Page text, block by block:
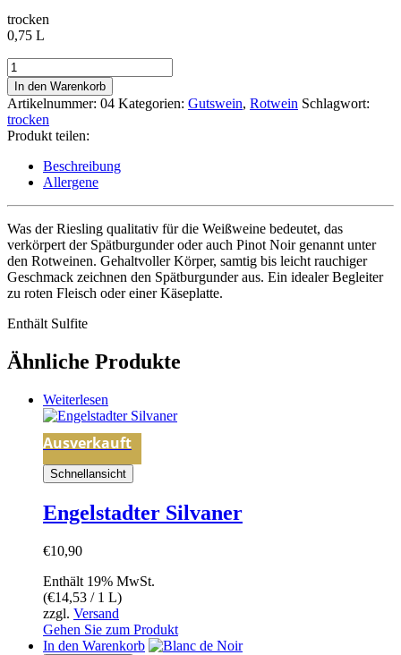
trocken
0,75 L
Spätburgunder
Menge
In den Warenkorb
Artikelnummer: 04 Kategorien: Gutswein, Rotwein Schlagwort:
trocken
Produkt teilen:
Beschreibung
Allergene
Was der Riesling qualitativ für die Weißweine bedeutet, das
verkörpert der Spätburgunder oder auch Pinot Noir genannt unter
den Rotweinen. Gehaltvoller Körper, samtig bis leicht rauchiger
Geschmack zeichnen den Spätburgunder aus. Ein idealer Begleiter
zu roten Fleisch oder einer Käseplatte.
Enthält Sulfite
Ähnliche Produkte
Weiterlesen
Ausverkauft
Schnellansicht
Engelstadter Silvaner
€10,90
Enthält 19% MwSt.
(€14,53 / 1 L)
zzgl. Versand
Gehen Sie zum Produkt
In den Warenkorb